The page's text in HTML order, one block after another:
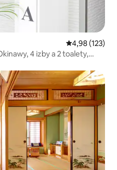
Priemerné
4,98 (123)
4 izby a 2 toalety,
obchodu